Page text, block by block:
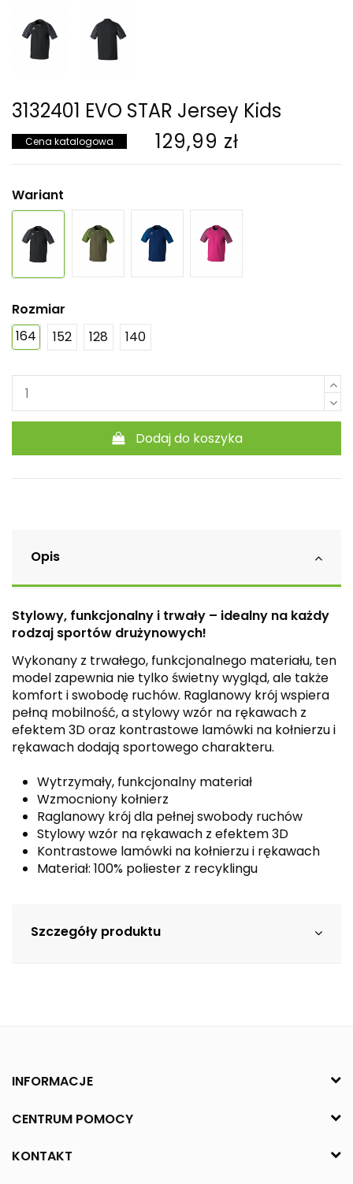
3132401 EVO STAR Jersey Kids
Cena katalogowa 129,99 zł
Wariant
Rozmiar
164
152 128 140
Dodaj do koszyka
Opis
Stylowy, funkcjonalny i trwały – idealny na każdy
rodzaj sportów drużynowych!
Wykonany z trwałego, funkcjonalnego materiału, ten
model zapewnia nie tylko świetny wygląd, ale także
komfort i swobodę ruchów. Raglanowy krój wspiera
pełną mobilność, a stylowy wzór na rękawach z
efektem 3D oraz kontrastowe lamówki na kołnierzu i
rękawach dodają sportowego charakteru.
Wytrzymały, funkcjonalny materiał
Wzmocniony kołnierz
Raglanowy krój dla pełnej swobody ruchów
Stylowy wzór na rękawach z efektem 3D
Kontrastowe lamówki na kołnierzu i rękawach
Materiał: 100% poliester z recyklingu
Szczegóły produktu
INFORMACJE
CENTRUM POMOCY
KONTAKT